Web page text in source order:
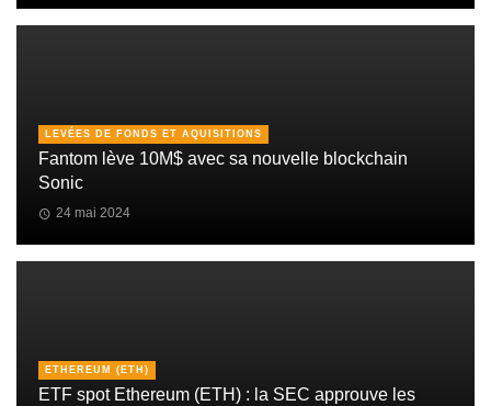
LEVÉES DE FONDS ET AQUISITIONS
Fantom lève 10M$ avec sa nouvelle blockchain
Sonic
24 mai 2024
ETHEREUM (ETH)
ETF spot Ethereum (ETH) : la SEC approuve les